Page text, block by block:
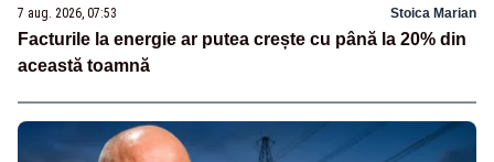
7 aug. 2026, 07:53 Stoica Marian
Facturile la energie ar putea crește cu până la 20% din
această toamnă